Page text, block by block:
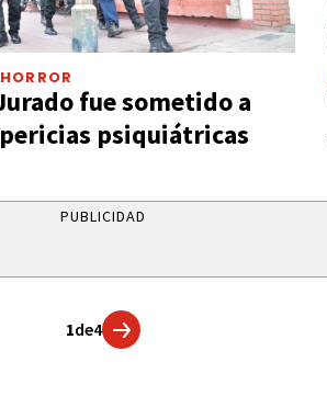
fue sometido a
psiquiátricas
PUBLICIDAD
1de4